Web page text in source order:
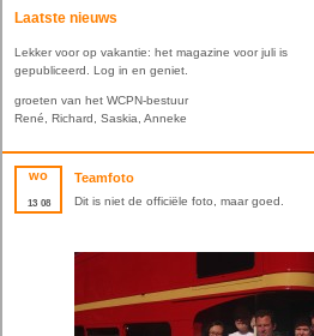
Laatste nieuws
Lekker voor op vakantie: het magazine voor juli is
gepubliceerd. Log in en geniet.
groeten van het WCPN-bestuur
René, Richard, Saskia, Anneke
wo
13 08
Teamfoto
Dit is niet de officiële foto, maar goed.